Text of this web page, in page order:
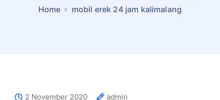
Home mobil erek 24 jam kalimalang
2 November 2020
admin